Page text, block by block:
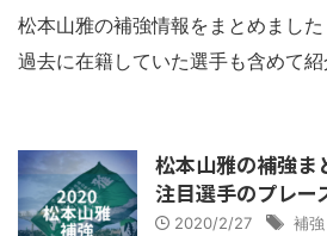
松本山雅の補強情報をまとめました
過去に在籍していた選手も含めて紹
松本山雅の補強ま
注目選手のプレー
2020/2/27 補強